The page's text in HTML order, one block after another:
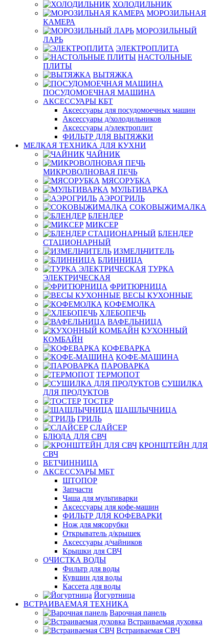
ХОЛОДИЛЬНИК
МОРОЗИЛЬНАЯ
КАМЕРА
МОРОЗИЛЬНЫЙ
ЛАРЬ
ЭЛЕКТРОПЛИТА
НАСТОЛЬНЫЕ
ПЛИТЫ
ВЫТЯЖКА
ПОСУДОМОЕЧНАЯ МАШИНА
АКСЕССУАРЫ КБТ
Аксессуары для посудомоечных машин
Аксессуары д/холодильников
Аксессуары д/электроплит
ФИЛЬТР ДЛЯ ВЫТЯЖКИ
МЕЛКАЯ ТЕХНИКА ДЛЯ КУХНИ
ЧАЙНИК
МИКРОВОЛНОВАЯ ПЕЧЬ
МЯСОРУБКА
МУЛЬТИВАРКА
АЭРОГРИЛЬ
СОКОВЫЖИМАЛКА
БЛЕНДЕР
МИКСЕР
БЛЕНДЕР
СТАЦИОНАРНЫЙ
ИЗМЕЛЬЧИТЕЛЬ
БЛИННИЦА
ТУРКА
ЭЛЕКТРИЧЕСКАЯ
ФРИТЮРНИЦА
ВЕСЫ КУХОННЫЕ
КОФЕМОЛКА
ХЛЕБОПЕЧЬ
ВАФЕЛЬНИЦА
КУХОННЫЙ
КОМБАЙН
КОФЕВАРКА
КОФЕ-МАШИНА
ПАРОВАРКА
ТЕРМОПОТ
СУШИЛКА
ДЛЯ ПРОДУКТОВ
ТОСТЕР
ШАШЛЫЧНИЦА
ГРИЛЬ
СЛАЙСЕР
БЛЮДА ДЛЯ СВЧ
КРОНШТЕЙН ДЛЯ
СВЧ
ВЕТЧИННИЦА
АКСЕССУАРЫ МБТ
ШТОПОР
Запчасти
Чаша для мультиварки
Аксессуары для кофе-машин
ФИЛЬТР ДЛЯ КОФЕВАРКИ
Нож для мясорубки
Открыватель д/крышек
Аксессуары д/чайников
Крышки для СВЧ
ОЧИСТКА ВОДЫ
Фильтр для воды
Кувшин для воды
Кассета для воды
Йогуртница
ВСТРАИВАЕМАЯ ТЕХНИКА
Варочная панель
Встраиваемая духовка
Встраиваемая СВЧ